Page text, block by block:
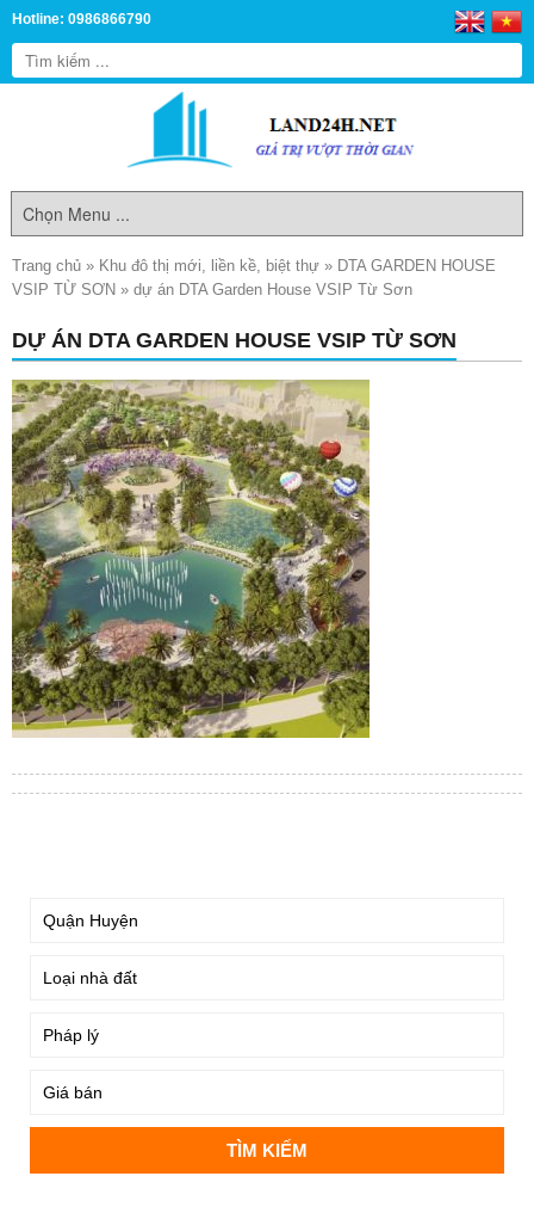
Hotline: 0986866790
Trang chủ » Khu đô thị mới, liền kề, biệt thự » DTA GARDEN HOUSE
VSIP TỪ SƠN » dự án DTA Garden House VSIP Từ Sơn
DỰ ÁN DTA GARDEN HOUSE VSIP TỪ SƠN